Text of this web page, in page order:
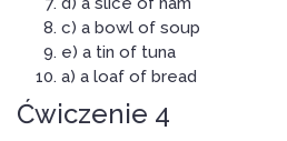
c) a bowl of soup
e) a tin of tuna
a) a loaf of bread
Ćwiczenie 4